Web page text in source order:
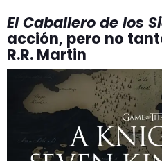
El Caballero de los
acción, pero no
R.R. Martin